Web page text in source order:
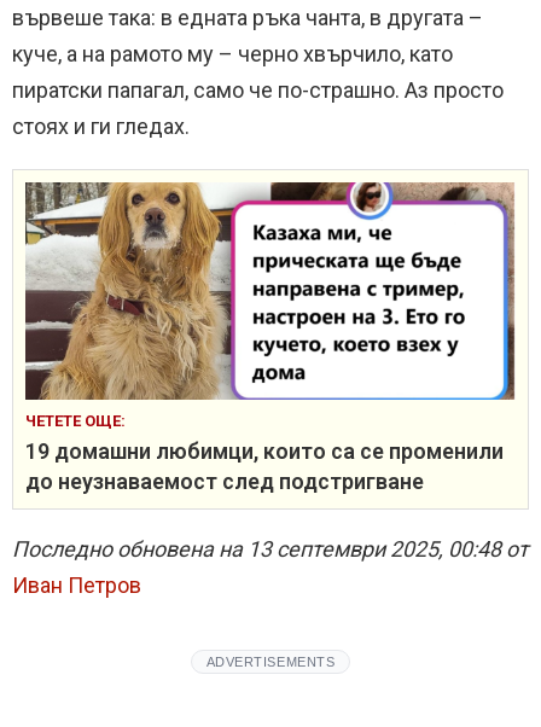
вървеше така: в едната ръка чанта, в другата –
куче, а на рамото му – черно хвърчило, като
пиратски папагал, само че по-страшно. Аз просто
стоях и ги гледах.
ЧЕТЕТЕ ОЩЕ:
19 домашни любимци, които са се променили
до неузнаваемост след подстригване
Последно обновена на 13 септември 2025, 00:48 от
Иван Петров
ADVERTISEMENTS